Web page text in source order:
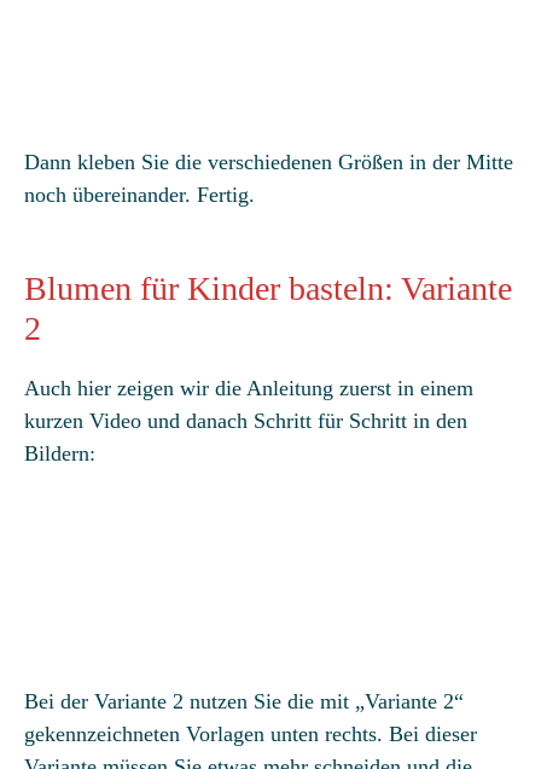
Dann kleben Sie die verschiedenen Größen in der Mitte
noch übereinander. Fertig.
Blumen für Kinder basteln: Variante
2
Auch hier zeigen wir die Anleitung zuerst in einem
kurzen Video und danach Schritt für Schritt in den
Bildern:
Bei der Variante 2 nutzen Sie die mit „Variante 2“
gekennzeichneten Vorlagen unten rechts. Bei dieser